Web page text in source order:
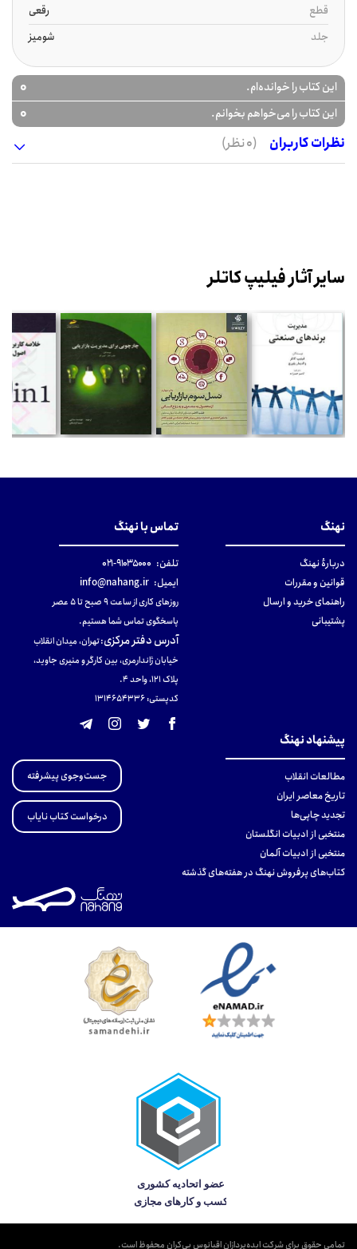
قطع
رقعی
جلد
شومیز
این کتاب را خوانده‌ام. 0
این کتاب را می‌خواهم بخوانم.
0
نظرات کاربران
(0 نظر)
سایر آثار فیلیپ کاتلر
نهنگ
دربارهٔ نهنگ
قوانین و مقررات
راهنمای خرید و ارسال
پشتیبانی
تماس با نهنگ
تلفن: ۹۱۰۳۵۰۰۰-۰۲۱
ایمیل: info@nahang.ir
روزهای کاری از ساعت ۹ صبح تا ۵ عصر
پاسخگوی تماس شما هستیم.
آدرس دفتر مرکزی:تهران، میدان انقلاب
خیابان ژاندارمری، بین کارگر و منیری جاوید،
پلاک 121، واحد ۴.
کدپستی: 131465433۶
پیشنهاد نهنگ
مطالعات انقلاب
تاریخ معاصر ایران
تجدید چاپی‌ها
منتخبی از ادبیات انگلستان
منتخبی از ادبیات آلمان
کتاب‌های پرفروش نهنگ در هفته‌های گذشته
جست‌وجوی پیشرفته
درخواست کتاب نایاب
تمامی حقوق برای شرکت ایده‌پردازان اقیانوس بی‌کران محفوظ است.